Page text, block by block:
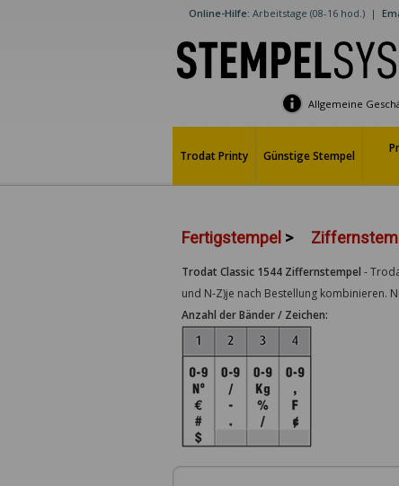
Online-Hilfe: Arbeitstage (08-16 hod.) |
Allgemeine
Trodat Printy Günstige Stempel
Fertigstempel >
Trodat Classic 1544 Ziffernstempel -
und N-Z)je nach Bestellung kombinieren.
Anzahl der Bänder / Zeichen: